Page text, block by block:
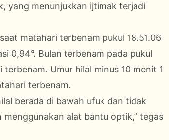
yang menunjukkan ijtimak terjadi
matahari terbenam pukul 18.51.06
0,94°. Bulan terbenam pada pukul
Umur hilal minus 10 menit 1
terbenam.
berada di bawah ufuk dan tidak
alat bantu optik,” tegas